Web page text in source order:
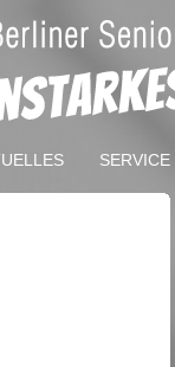
SERVICE